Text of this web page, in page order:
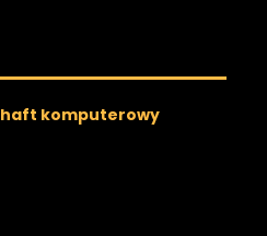
haft komputerowy